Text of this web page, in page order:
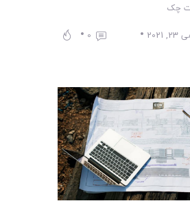
چک
2021
0